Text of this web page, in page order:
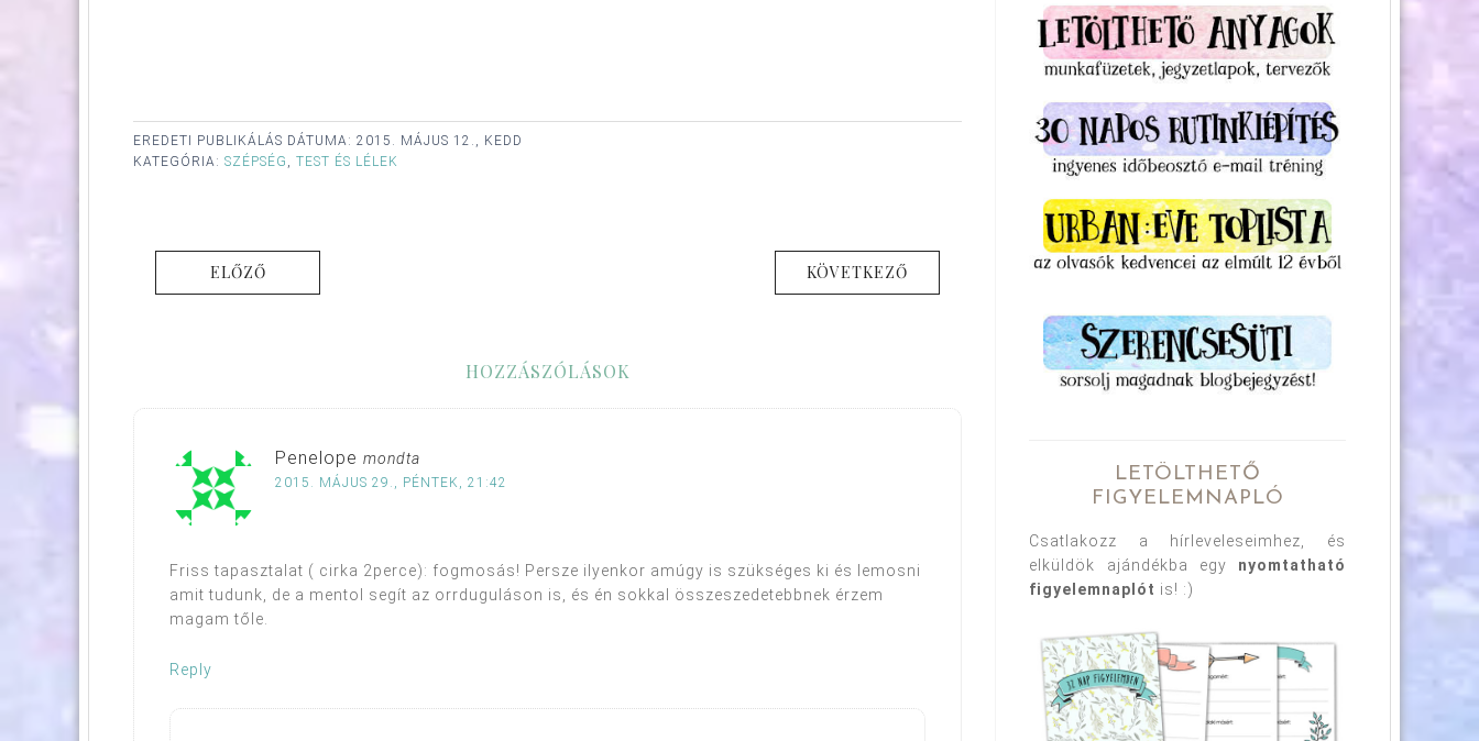
EREDETI PUBLIKÁLÁS DÁTUMA: 2015. MÁJUS 12., KEDD
KATEGÓRIA: SZÉPSÉG , TEST ÉS LÉLEK
ELŐZŐ KÖVETKEZŐ
HOZZÁSZÓLÁSOK
Penelope mondta
2015. MÁJUS 29., PÉNTEK, 21:42
Friss tapasztalat ( cirka 2perce): fogmosás! Persze ilyenkor amúgy is szükséges ki és lemosni
amit tudunk, de a mentol segít az orrduguláson is, és én sokkal összeszedetebbnek érzem
magam tőle.
Reply
LETÖLTHETŐ
FIGYELEMNAPLÓ
Csatlakozz a hírleveleseimhez, és
elküldök ajándékba egy nyomtatható
figyelemnaplót is! :)